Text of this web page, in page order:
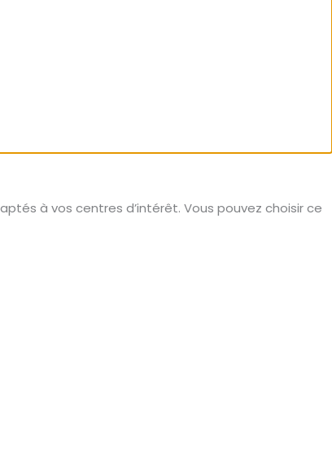
à vos centres d’intérêt. Vous pouvez choisir ce